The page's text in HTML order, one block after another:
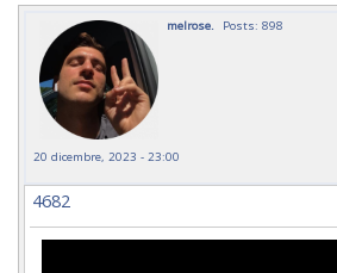
melrose. Posts: 898
20 dicembre, 2023 - 23:00
4682